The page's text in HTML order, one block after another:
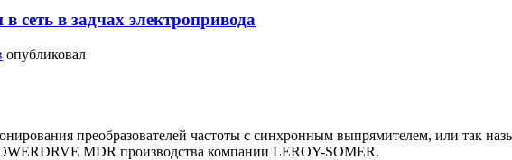
сеть в задчах электропривода
опубликовал
преобразователей частоты с синхронным выпрямителем, или так
MDR производства компании LEROY-SOMER.